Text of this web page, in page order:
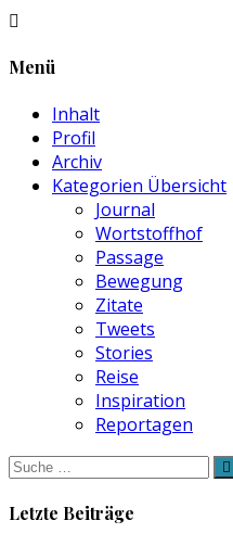
Menü
Inhalt
Profil
Archiv
Kategorien Übersicht
Journal
Wortstoffhof
Passage
Bewegung
Zitate
Tweets
Stories
Reise
Inspiration
Reportagen
Suche
nach:
Letzte Beiträge